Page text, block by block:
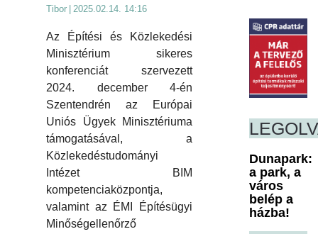
Tibor 2025.02.14. 14:16
Az Építési és Közlekedési
Minisztérium sikeres
konferenciát szervezett
2024. december 4-én
Szentendrén az Európai
Uniós Ügyek Minisztériuma
támogatásával, a
Közlekedéstudományi
Intézet BIM
kompetenciaközpontja,
valamint az ÉMI Építésügyi
Minőségellenőrző
Dunapark:
a park, a
város
belép a
házba!